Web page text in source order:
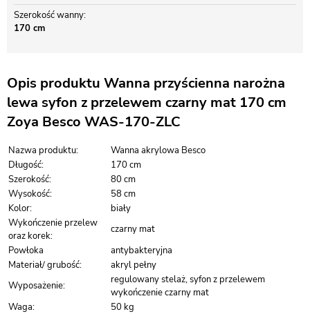
Szerokość wanny
170 cm
Opis produktu Wanna przyścienna narożna
lewa syfon z przelewem czarny mat 170 cm
Zoya Besco WAS-170-ZLC
Nazwa produktu:
Wanna akrylowa Besco
Długość:
170 cm
Szerokość:
80 cm
Wysokość:
58 cm
Kolor:
biały
Wykończenie przelew
oraz korek:
czarny mat
Powłoka
antybakteryjna
Materiał/ grubość:
akryl pełny
Wyposażenie:
regulowany stelaż, syfon z przelewem
wykończenie czarny mat
Waga:
50 kg